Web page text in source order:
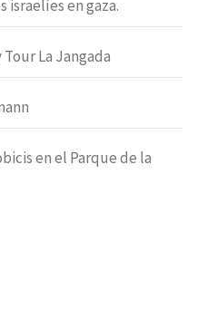
israelíes en gaza.
La Jangada
en el Parque de la